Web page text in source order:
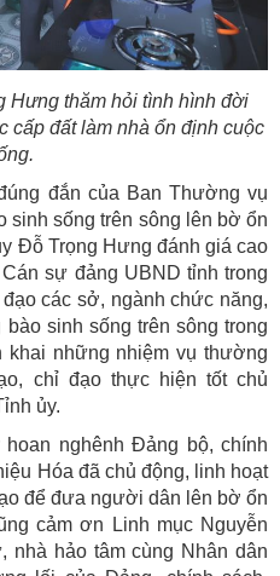
Hưng thăm hỏi tình hình đời
cấp đất làm nhà ổn định cuộc
đắn của Ban Thường vụ
sinh sống trên sông lên bờ ổn
Đỗ Trọng Hưng đánh giá cao
sự đảng UBND tỉnh trong
các sở, ngành chức năng,
sinh sống trên sông trong
những nhiệm vụ thường
chỉ đạo thực hiện tốt chủ
ủy.
nghênh Đảng bộ, chính
Hóa đã chủ động, linh hoạt
để đưa người dân lên bờ ổn
cảm ơn Linh mục Nguyễn
hảo tâm cùng Nhân dân